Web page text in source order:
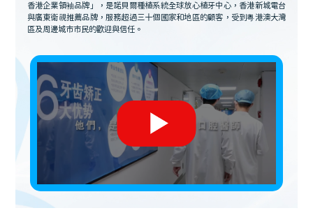
香港企業領袖品牌」，是諾貝爾種植系統全球放心植牙中心，香港新城電台
與廣東衛視推薦品牌，服務超過三十個國家和地區的顧客，受到粵港澳大灣
區及周邊城市市民的歡迎與信任。